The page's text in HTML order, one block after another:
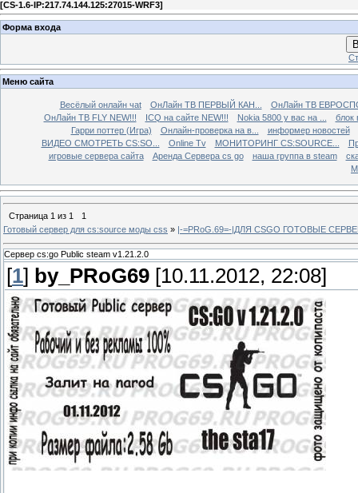
[CS-1.6-IP:217.74.144.125:27015-WRF3]
Форма входа
Меню сайта
Весёлый онлайн чаt ОнЛайн ТВ ПЕРВЫЙ КАН...
ОнЛайн ТВ
ОнЛайн ТВ FLY NEW!!!
ICQ на сайте NEW!!! Nokia 5800 у вас на ...
блок
Гарри поттер (Игра)
Онлайн-проверка на в...
информер новостей
ВИДЕО СМОТРЕТЬ CS:SO...
Online Tv МОНИТОРИНГ CS:SOURCE...
игровые сервера сайта
Аренда Сервера cs go наша группа в steam
Страница 1 из 1
1
Готовый сервер для cs:source моды css » |-=PRoG.69=-|ДЛЯ CSGO ГОТОВЫЕ
Сервер cs:go Public steam v1.21.2.0
[1] by_PRoG69 [10.11.2012, 22:08]